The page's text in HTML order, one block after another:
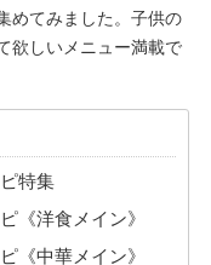
めてみました。子供の
欲しいメニュー満載で
特集
《洋食メイン》
《中華メイン》